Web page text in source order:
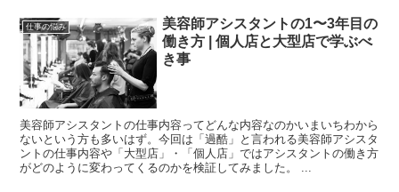
仕事の悩み
美容師アシスタントの1〜3年目の
働き方 | 個人店と大型店で学ぶべ
き事
美容師アシスタントの仕事内容ってどんな内容なのかいまいちわから
ないという方も多いはず。今回は「過酷」と言われる美容師アシスタ
ントの仕事内容や「大型店」・「個人店」ではアシスタントの働き方
がどのように変わってくるのかを検証してみました。 ...